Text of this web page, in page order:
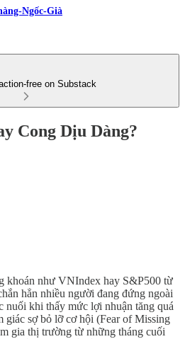
Ngốc-Già
free on Substack
Cong Dịu Dàng?
khoán như VNIndex hay S&P500 từ
hẳn nhiều người đang đứng ngoài
nuối khi thấy mức lợi nhuận tăng quá
giác sợ bỏ lỡ cơ hội (Fear of Missing
gia thị trường từ những tháng cuối